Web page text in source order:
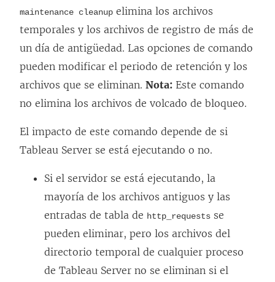
maintenance cleanup elimina los archivos
temporales y los archivos de registro de más de
un día de antigüedad. Las opciones de comando
pueden modificar el periodo de retención y los
archivos que se eliminan. Nota: Este comando
no elimina los archivos de volcado de bloqueo.
El impacto de este comando depende de si
Tableau Server se está ejecutando o no.
Si el servidor se está ejecutando, la
mayoría de los archivos antiguos y las
entradas de tabla de http_requests se
pueden eliminar, pero los archivos del
directorio temporal de cualquier proceso
de Tableau Server no se eliminan si el